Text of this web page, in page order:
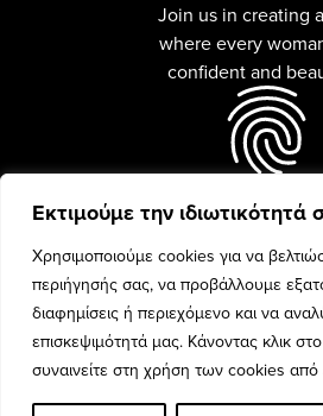
Εκτιμούμε την ιδιωτικότητά
Χρησιμοποιούμε cookies για να
περιήγησής σας, να προβάλλουμε
διαφημίσεις ή περιεχόμενο και να
επισκεψιμότητά μας. Κάνοντας κλικ
συναινείτε στη χρήση των cookies από
Join us in creating
where every
confident and
Every woman is
beauty is
confidence and